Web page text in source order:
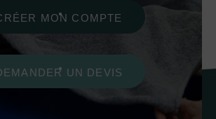
MON COMPTE
UN DEVIS